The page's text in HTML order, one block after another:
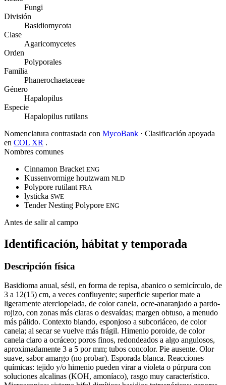
Fungi
División
Basidiomycota
Clase
Agaricomycetes
Orden
Polyporales
Familia
Phanerochaetaceae
Género
Hapalopilus
Especie
Hapalopilus rutilans
Nomenclatura contrastada con MycoBank · Clasificación apoyada
en COL XR .
Nombres comunes
Cinnamon Bracket ENG
Kussenvormige houtzwam NLD
Polypore rutilant FRA
lysticka SWE
Tender Nesting Polypore ENG
Antes de salir al campo
Identificación, hábitat y temporada
Descripción física
Basidioma anual, sésil, en forma de repisa, abanico o semicírculo, de
3 a 12(15) cm, a veces confluyente; superficie superior mate a
ligeramente aterciopelada, de color canela, ocre-anaranjado a pardo-
rojizo, con zonas más claras o desvaídas; margen obtuso, a menudo
más pálido. Contexto blando, esponjoso a subcoriáceo, de color
canela; al secar se vuelve más frágil. Himenio poroide, de color
canela claro a ocráceo; poros finos, redondeados a algo angulosos,
aproximadamente 3 a 5 por mm; tubos concolor. Pie ausente. Olor
suave, sabor amargo (no probar). Esporada blanca. Reacciones
químicas: tejido y/o himenio pueden virar a violeta o púrpura con
soluciones alcalinas (KOH, amoníaco), rasgo muy característico.